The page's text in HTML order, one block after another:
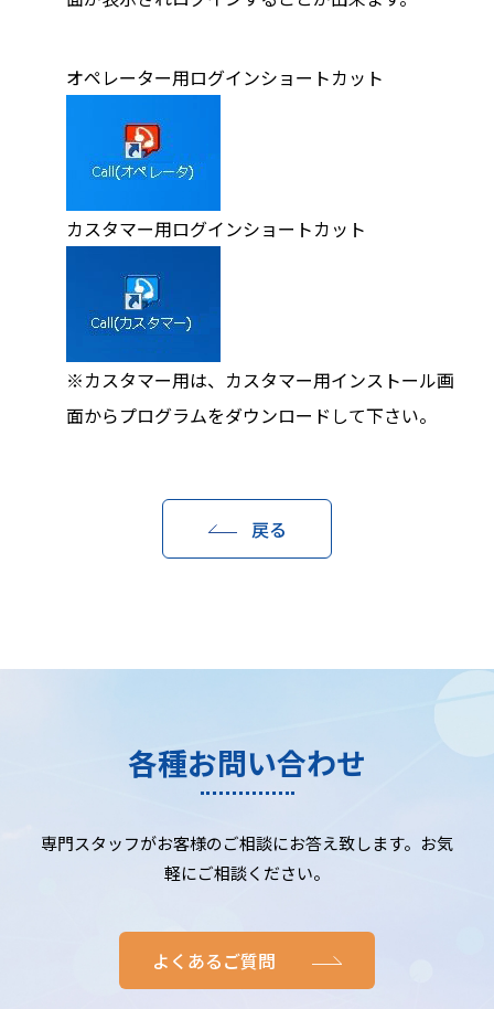
オペレーター用ログインショートカット
カスタマー用ログインショートカット
※カスタマー用は、カスタマー用インストール画
面からプログラムをダウンロードして下さい。
戻る
各種お問い合わせ
専門スタッフがお客様のご相談にお答え致します。お気
軽にご相談ください。
よくあるご質問